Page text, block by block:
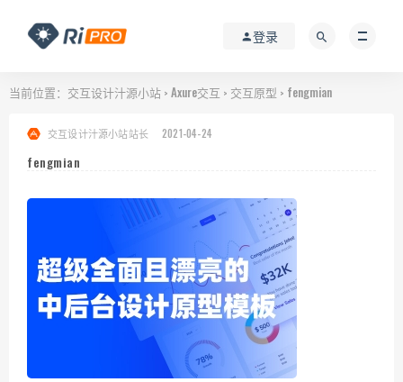
登录
当前位置： 交互设计汁源小站 > Axure交互 > 交互原型 > fengmian
交互设计汁源小站站长 2021-04-24
fengmian